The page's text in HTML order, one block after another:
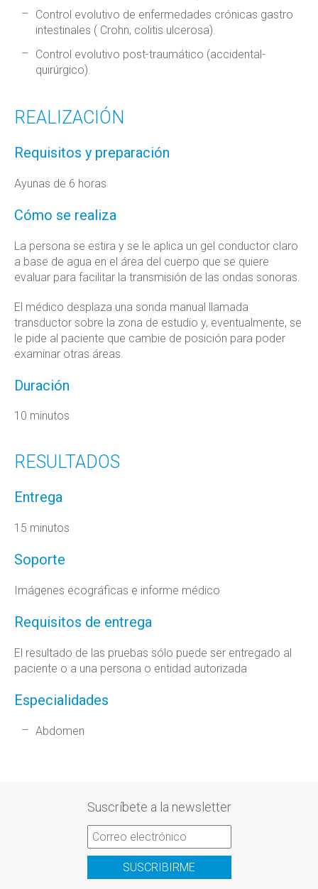
Control evolutivo de enfermedades crónicas gastro
intestinales ( Crohn, colitis ulcerosa).
Control evolutivo post-traumático (accidental-
quirúrgico).
REALIZACIÓN
Requisitos y preparación
Ayunas de 6 horas
Cómo se realiza
La persona se estira y se le aplica un gel conductor claro
a base de agua en el área del cuerpo que se quiere
evaluar para facilitar la transmisión de las ondas sonoras.
El médico desplaza una sonda manual llamada
transductor sobre la zona de estudio y, eventualmente, se
le pide al paciente que cambie de posición para poder
examinar otras áreas.
Duración
10 minutos
RESULTADOS
Entrega
15 minutos
Soporte
Imágenes ecográficas e informe médico
Requisitos de entrega
El resultado de las pruebas sólo puede ser entregado al
paciente o a una persona o entidad autorizada
Especialidades
Abdomen
Suscríbete a la newsletter
SUSCRIBIRME